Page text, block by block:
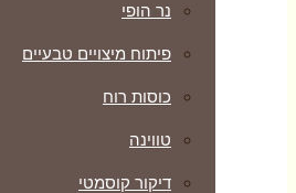
נר הופי
פיתוח מיצויים טבעיים
כוסות רוח
טווינה
דיקור קוסמטי